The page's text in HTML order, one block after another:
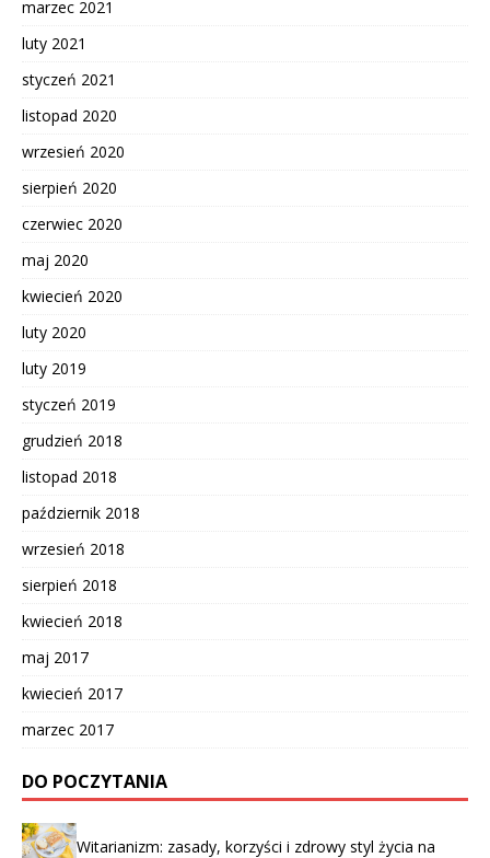
marzec 2021
luty 2021
styczeń 2021
listopad 2020
wrzesień 2020
sierpień 2020
czerwiec 2020
maj 2020
kwiecień 2020
luty 2020
luty 2019
styczeń 2019
grudzień 2018
listopad 2018
październik 2018
wrzesień 2018
sierpień 2018
kwiecień 2018
maj 2017
kwiecień 2017
marzec 2017
DO POCZYTANIA
Witarianizm: zasady, korzyści i zdrowy styl życia na